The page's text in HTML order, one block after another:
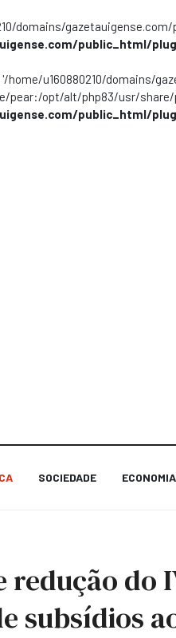
domains/
public_html/
'/home/u160880210/domains/
pear:/opt/alt/php83/usr/
public_html/
SOCIEDADE ECONOMIA
redução do
subsídios